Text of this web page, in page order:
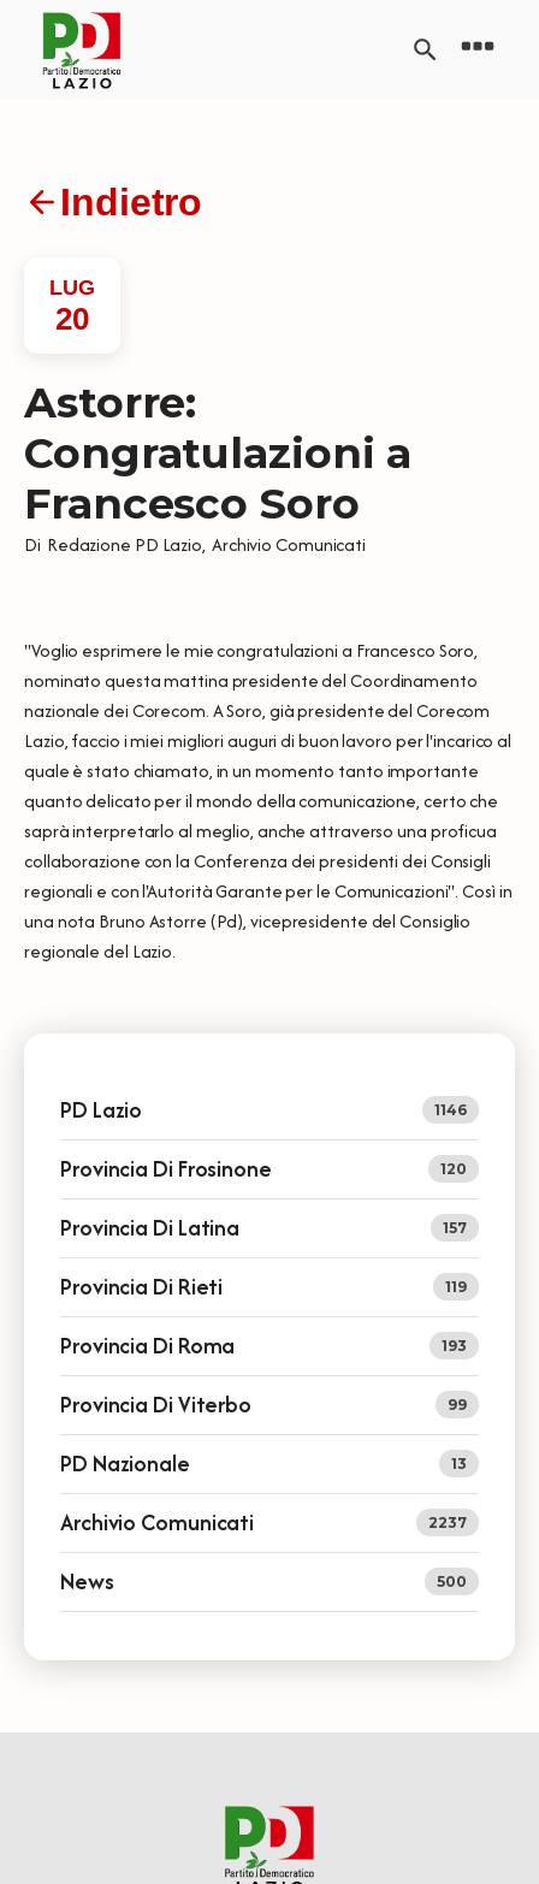
Indietro
LUG
20
Astorre:
Congratulazioni a
Francesco Soro
Di Redazione PD Lazio, Archivio Comunicati
"Voglio esprimere le mie congratulazioni a Francesco Soro,
nominato questa mattina presidente del Coordinamento
nazionale dei Corecom. A Soro, già presidente del Corecom
Lazio, faccio i miei migliori auguri di buon lavoro per l'incarico al
quale è stato chiamato, in un momento tanto importante
quanto delicato per il mondo della comunicazione, certo che
saprà interpretarlo al meglio, anche attraverso una proficua
collaborazione con la Conferenza dei presidenti dei Consigli
regionali e con l'Autorità Garante per le Comunicazioni". Così in
una nota Bruno Astorre (Pd), vicepresidente del Consiglio
regionale del Lazio.
PD Lazio 1146
Provincia Di Frosinone 120
Provincia Di Latina 157
Provincia Di Rieti 119
Provincia Di Roma 193
Provincia Di Viterbo 99
PD Nazionale 13
Archivio Comunicati 2237
News 500